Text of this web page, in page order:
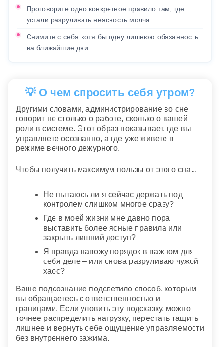
Проговорите одно конкретное правило там, где
устали разруливать неясность молча.
Снимите с себя хотя бы одну лишнюю обязанность
на ближайшие дни.
💡 О чем спросить себя утром?
Другими словами, администрирование во сне
говорит не столько о работе, сколько о вашей
роли в системе. Этот образ показывает, где вы
управляете осознанно, а где уже живете в
режиме вечного дежурного.
Чтобы получить максимум пользы от этого сна...
Не пытаюсь ли я сейчас держать под
контролем слишком многое сразу?
Где в моей жизни мне давно пора
выставить более ясные правила или
закрыть лишний доступ?
Я правда навожу порядок в важном для
себя деле – или снова разруливаю чужой
хаос?
Ваше подсознание подсветило способ, которым
вы обращаетесь с ответственностью и
границами. Если уловить эту подсказку, можно
точнее распределить нагрузку, перестать тащить
лишнее и вернуть себе ощущение управляемости
без внутреннего зажима.